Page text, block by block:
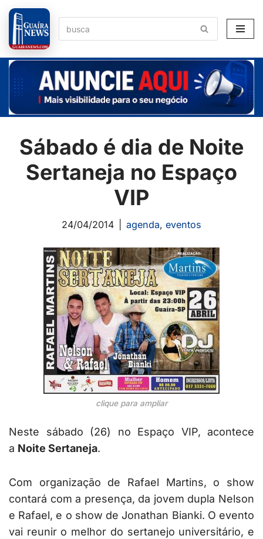
Pular
para
o
conteúdo
Sábado é dia de Noite
Sertaneja no Espaço
VIP
24/04/2014 agenda, eventos
clique para ampliar
Neste sábado (26) no Espaço VIP, acontece
a Noite Sertaneja.
Com organização de Rafael Martins, o show
contará com a presença, da jovem dupla Nelson
e Rafael, e o show de Jonathan Bianki. O evento
vai reunir o melhor do sertanejo universitário, e